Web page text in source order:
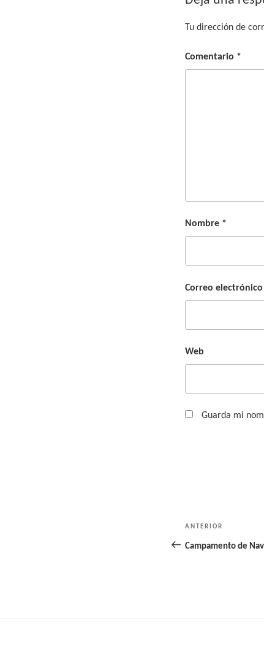
Tu dirección de
Comentario *
Nombre *
Correo electrónico
Web
Guarda mi
Navegación
de
Entrada
anterior:
ANTERIOR
Campamento de